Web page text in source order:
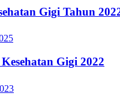
Gigi Tahun
Gigi 2022